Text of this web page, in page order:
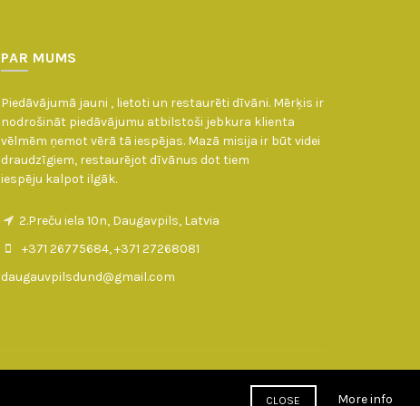
PAR MUMS
Piedāvājumā jauni , lietoti un restaurēti dīvāni. Mērķis ir
nodrošināt piedāvājumu atbilstoši jebkura klienta
vēlmēm ņemot vērā tā iespējas. Mazā misija ir būt videi
draudzīgiem, restaurējot dīvānus dot tiem
iespēju kalpot ilgāk.
2.Preču iela 10n, Daugavpils, Latvia
+371 26775684, +371 27268081
daugauvpilsdund@gmail.com
CLOSE More info